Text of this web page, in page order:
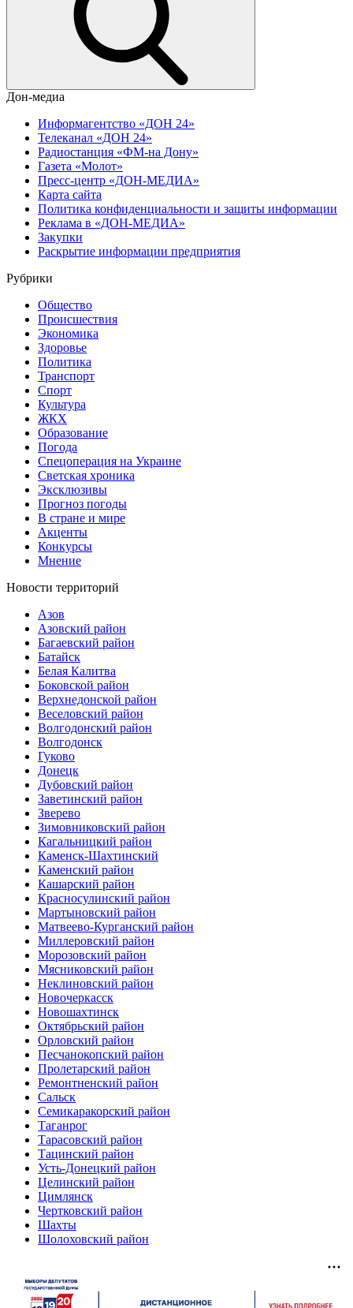
Дон-медиа
Информагентство «ДОН 24»
Телеканал «ДОН 24»
Радиостанция «ФМ-на Дону»
Газета «Молот»
Пресс-центр «ДОН-МЕДИА»
Карта сайта
Политика конфиденциальности и защиты информации
Реклама в «ДОН-МЕДИА»
Закупки
Раскрытие информации предприятия
Рубрики
Общество
Происшествия
Экономика
Здоровье
Политика
Транспорт
Спорт
Культура
ЖКХ
Образование
Погода
Спецоперация на Украине
Светская хроника
Эксклюзивы
Прогноз погоды
В стране и мире
Акценты
Конкурсы
Мнение
Новости территорий
Азов
Азовский район
Багаевский район
Батайск
Белая Калитва
Боковской район
Верхнедонской район
Веселовский район
Волгодонский район
Волгодонск
Гуково
Донецк
Дубовский район
Заветинский район
Зверево
Зимовниковский район
Кагальницкий район
Каменск-Шахтинский
Каменский район
Кашарский район
Красносулинский район
Мартыновский район
Матвеево-Курганский район
Миллеровский район
Морозовский район
Мясниковский район
Неклиновский район
Новочеркасск
Новошахтинск
Октябрьский район
Орловский район
Песчанокопский район
Пролетарский район
Ремонтненский район
Сальск
Семикаракорский район
Таганрог
Тарасовский район
Тацинский район
Усть-Донецкий район
Целинский район
Цимлянск
Чертковский район
Шахты
Шолоховский район